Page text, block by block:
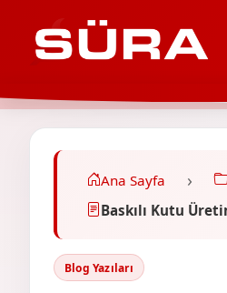
Ana Sayfa
Baskılı Kutu
Blog Yazıları